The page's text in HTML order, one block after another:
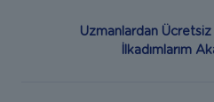
Uzmanlardan
İlkadımlarım